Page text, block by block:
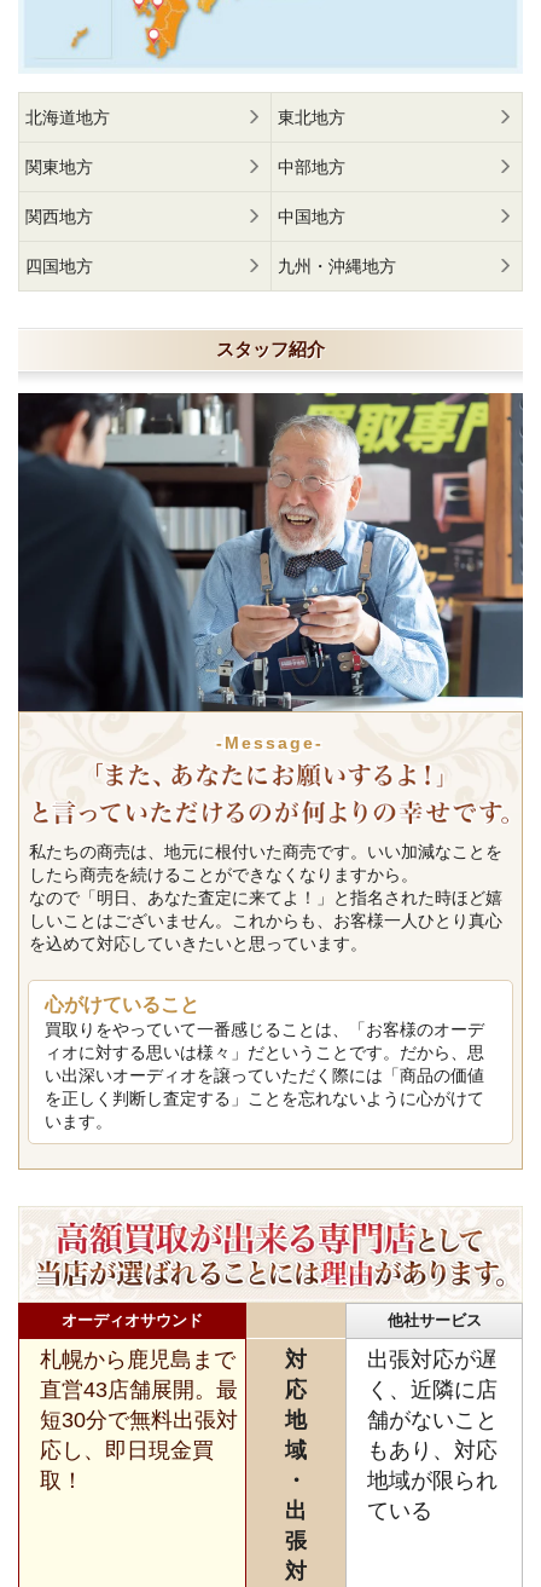
北海道地方 東北地方
関東地方 中部地方
関西地方 中国地方
四国地方 九州・沖縄地方
スタッフ紹介
-Message-
私たちの商売は、地元に根付いた商売です。いい加減なことを
したら商売を続けることができなくなりますから。
なので「明日、あなた査定に来てよ！」と指名された時ほど嬉
しいことはございません。これからも、お客様一人ひとり真心
を込めて対応していきたいと思っています。
心がけていること
買取りをやっていて一番感じることは、「お客様のオーデ
ィオに対する思いは様々」だということです。だから、思
い出深いオーディオを譲っていただく際には「商品の価値
を正しく判断し査定する」ことを忘れないように心がけて
います。
オーディオサウンド 他社サービス
札幌から鹿児島まで
直営43店舗展開。最
短30分で無料出張対
応し、即日現金買
取！
対
応
地
域
・
出
張
対
出張対応が遅
く、近隣に店
舗がないこと
もあり、対応
地域が限られ
ている